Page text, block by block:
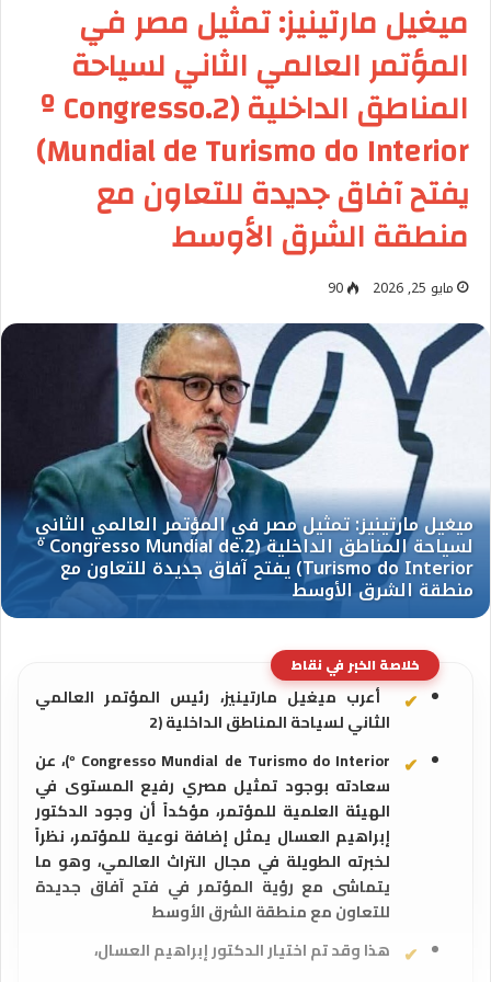
ميغيل مارتينيز: تمثيل مصر في
المؤتمر العالمي الثاني لسياحة
المناطق الداخلية (2.º Congresso
Mundial de Turismo do Interior)
يفتح آفاق جديدة للتعاون مع
منطقة الشرق الأوسط
مايو 25, 2026 90
خلاصة الخبر في نقاط
أعرب ميغيل مارتينيز، رئيس المؤتمر العالمي
الثاني لسياحة المناطق الداخلية (2
º Congresso Mundial de Turismo do Interior)، عن
سعادته بوجود تمثيل مصري رفيع المستوى في
الهيئة العلمية للمؤتمر، مؤكداً أن وجود الدكتور
إبراهيم العسال يمثل إضافة نوعية للمؤتمر، نظراً
لخبرته الطويلة في مجال التراث العالمي، وهو ما
يتماشى مع رؤية المؤتمر في فتح آفاق جديدة
للتعاون مع منطقة الشرق الأوسط
هذا وقد تم اختيار الدكتور إبراهيم العسال،